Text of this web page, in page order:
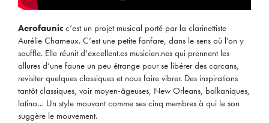
Aerofaunic c’est un projet musical porté par la clarinettiste
Aurélie Charneux. C’est une petite fanfare, dans le sens où l’on y
souffle. Elle réunit d’excellent.es musicien.nes qui prennent les
allures d’une faune un peu étrange pour se libérer des carcans,
revisiter quelques classiques et nous faire vibrer. Des inspirations
tantôt classiques, voir moyen-âgeuses, New Orleans, balkaniques,
latino… Un style mouvant comme ses cinq membres à qui le son
suggère le mouvement.